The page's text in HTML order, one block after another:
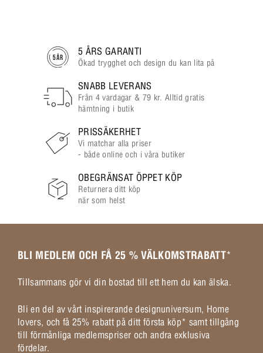
5 ÅRS GARANTI
Ökad trygghet och design du kan lita på
SNABB LEVERANS
Från 4 vardagar & 79 kr. Alltid gratis
hämtning i butik
PRISSÄKERHET
Vi matchar alla priser
- både online och i våra butiker
OBEGRÄNSAT ÖPPET KÖP
Returnera ditt köp
när som helst
BLI MEDLEM OCH FÅ 25 % VÄLKOMSTRABATT*
Tillsammans gör vi din bostad till ett hem du kan älska.
Bli en del av vårt inspirerande designuniversum, Home
lovers, och få 25% rabatt på ditt första köp* samt tillgång
till förmånliga medlemspriser och andra exklusiva
fördelar.